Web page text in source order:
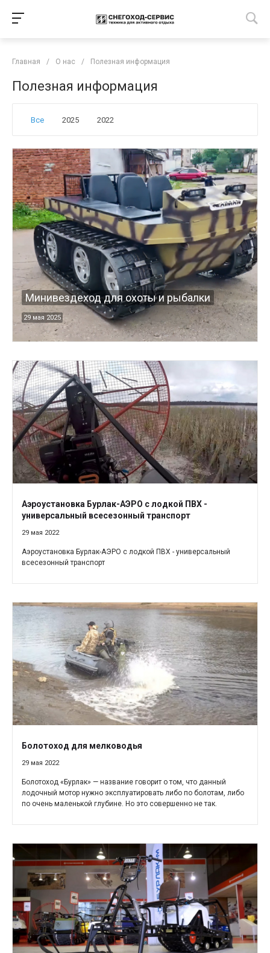
Главная / О нас / Полезная информация
Полезная информация
Все 2025 2022
Минивездеход для охоты и рыбалки
29 мая 2025
Аэроустановка Бурлак-АЭРО с лодкой ПВХ -
универсальный всесезонный транспорт
29 мая 2022
Аэроустановка Бурлак-АЭРО с лодкой ПВХ - универсальный
всесезонный транспорт
Болотоход для мелководья
29 мая 2022
Болотоход «Бурлак» — название говорит о том, что данный
лодочный мотор нужно эксплуатировать либо по болотам, либо
по очень маленькой глубине. Но это совершенно не так.